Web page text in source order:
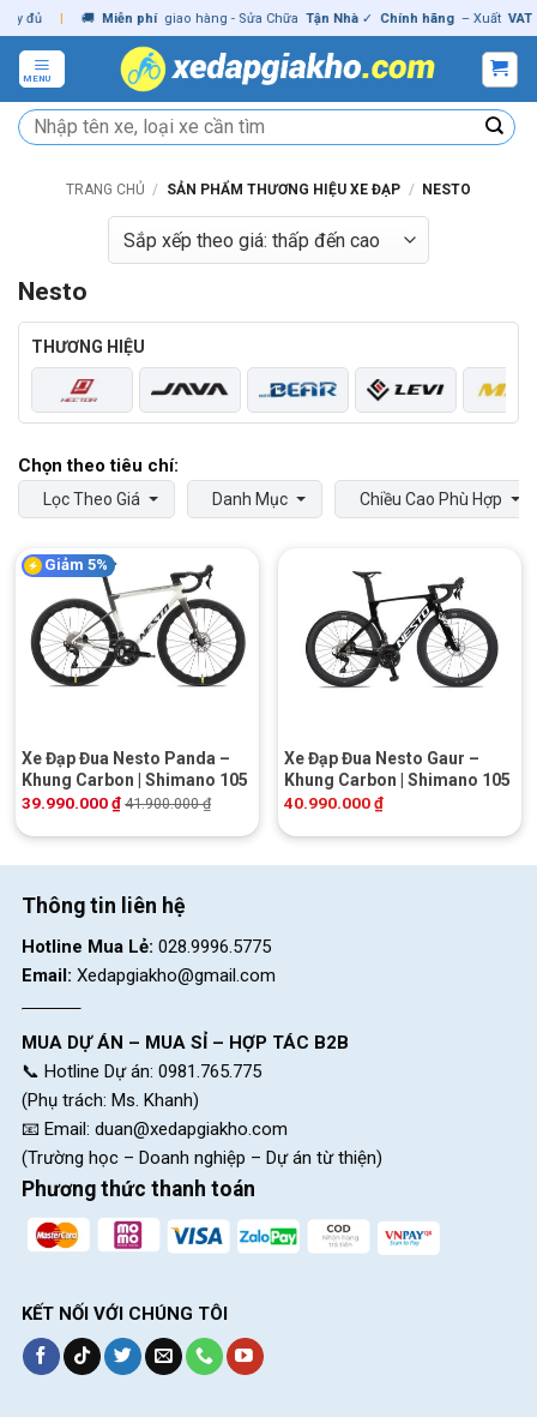
Skip
to
content
| 🚚 Miễn phí giao hàng - Sửa Chữa Tận Nhà ✓ Chính hãng – Xuất VAT đầy
MENU
Tìm
kiếm:
TRANG CHỦ / SẢN PHẨM THƯƠNG HIỆU XE ĐẠP / NESTO
Nesto
THƯƠNG HIỆU
Lọc Theo Giá Danh Mục Chiều Cao Phù Hợp
Giảm 5%
Xe Đạp Đua Nesto Panda –
Khung Carbon | Shimano 105
39.990.000₫ 41.900.000₫
Xe Đạp Đua Nesto Gaur –
Khung Carbon | Shimano 105
40.990.000₫
Thông tin liên hệ
Hotline Mua Lẻ: 028.9996.5775
Email: Xedapgiakho@gmail.com
MUA DỰ ÁN – MUA SỈ – HỢP TÁC B2B
📞 Hotline Dự án: 0981.765.775
(Phụ trách: Ms. Khanh)
📧 Email: duan@xedapgiakho.com
(Trường học – Doanh nghiệp – Dự án từ thiện)
Phương thức thanh toán
KẾT NỐI VỚI CHÚNG TÔI